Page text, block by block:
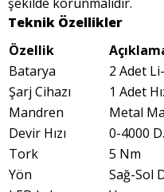
Teknik Özellikler
Özellik
Batarya
2 Adet
Şarj Cihazı
1 Adet
Mandren
Metal
Devir Hızı
0-4000
Tork
5 Nm
Yön
Sağ-Sol